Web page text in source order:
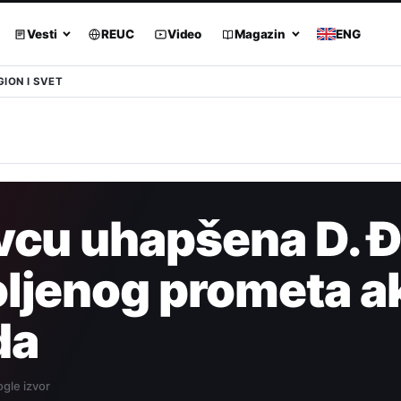
Vesti REUC Video Magazin ENG
I SVET
uhapšena D.
prometa
izvor